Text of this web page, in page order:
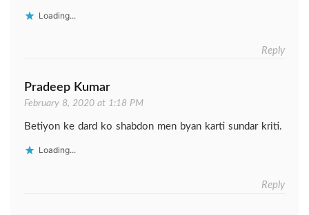
Loading...
Reply
Pradeep Kumar
February 8, 2020 at 1:18 PM
Betiyon ke dard ko shabdon men byan karti sundar kriti.
Loading...
Reply